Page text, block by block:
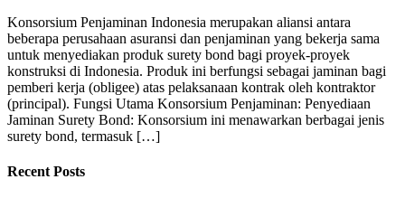
Konsorsium Penjaminan Indonesia merupakan aliansi antara
beberapa perusahaan asuransi dan penjaminan yang bekerja sama
untuk menyediakan produk surety bond bagi proyek-proyek
konstruksi di Indonesia. Produk ini berfungsi sebagai jaminan bagi
pemberi kerja (obligee) atas pelaksanaan kontrak oleh kontraktor
(principal). Fungsi Utama Konsorsium Penjaminan: Penyediaan
Jaminan Surety Bond: Konsorsium ini menawarkan berbagai jenis
surety bond, termasuk […]
Recent Posts